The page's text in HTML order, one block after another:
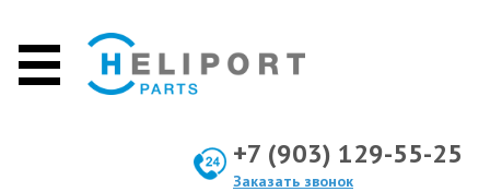
+7 (903) 129-55-25
Заказать звонок